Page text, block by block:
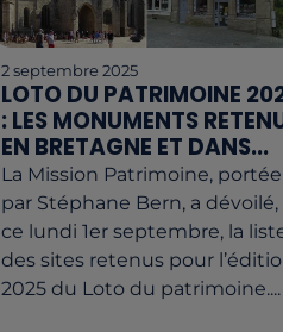
2 septembre 2025
LOTO DU PATRIMOINE
: LES MONUMENTS
EN BRETAGNE ET DANS...
La Mission Patrimoine, portée
par Stéphane Bern, a dévoilé,
ce lundi 1er septembre, la
des sites retenus pour
2025 du Loto du patrimoine....